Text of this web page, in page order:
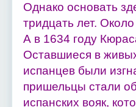
Однако основать
тридцать лет.
А в 1634 году
Оставшиеся в
испанцев были
пришельцы стали
испанских вояк,